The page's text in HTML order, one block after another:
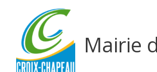
Mairie